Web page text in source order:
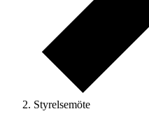
Styrelsemöte